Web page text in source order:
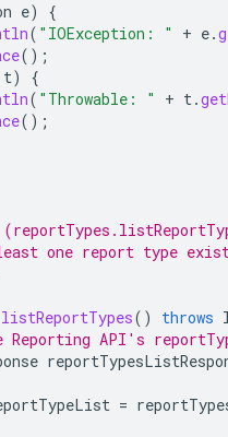
e)
{
( "IOException: " + e.
();
t)
{
( "Throwable: " + t.
();
one report type
listReportTypes() throws
Reporting API's
=